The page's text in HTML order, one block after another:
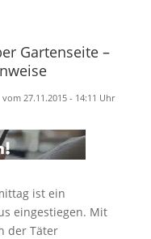
Gartenseite –
vom 27.11.2015 - 14:11 Uhr
ist ein
eingestiegen. Mit
der Täter